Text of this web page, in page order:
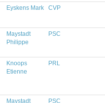
Eyskens Mark CVP
Maystadt
Philippe
PSC
Knoops
Etienne
PRL
Maystadt
PSC